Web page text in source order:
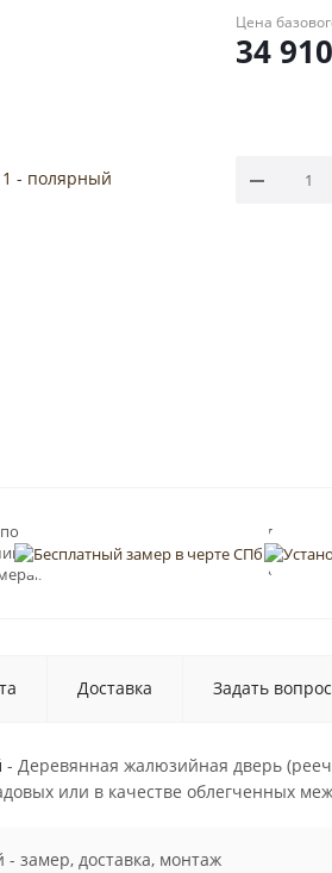
Цена
34 910
замер в
черте
Доставка Задать вопрос
- Деревянная жалюзийная дверь
или в качестве облегченных
замер, доставка, монтаж